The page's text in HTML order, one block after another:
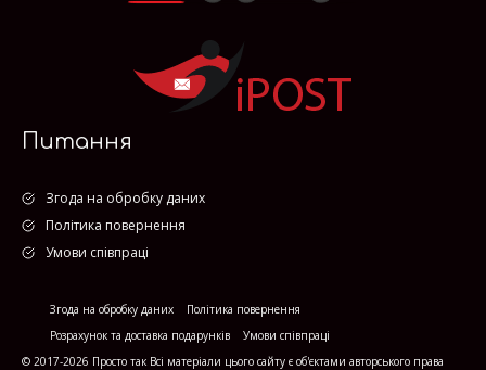
Питання
Згода на обробку даних
Політика повернення
Умови співпраці
Згода на обробку даних
Політика повернення
Розрахунок та доставка подарунків
Умови співпраці
© 2017-2026 Просто так Всі матеріали цього сайту є об'єктами авторського права